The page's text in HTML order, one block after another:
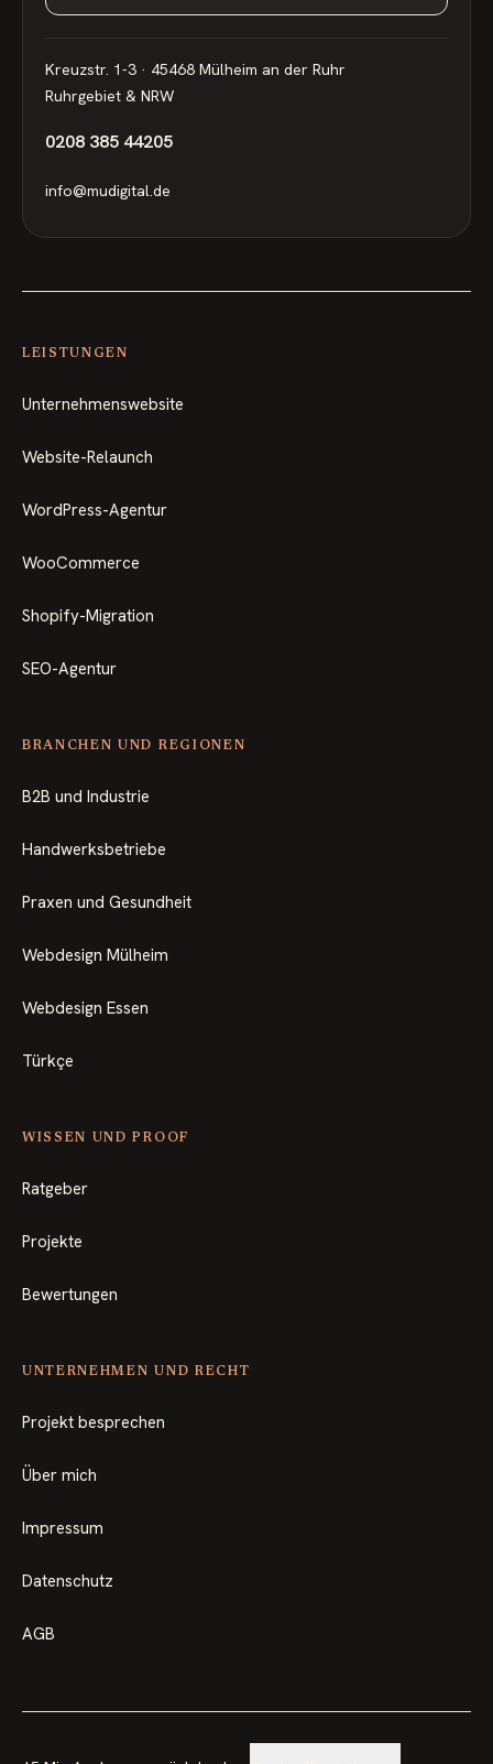
Kreuzstr. 1-3 · 45468 Mülheim an der Ruhr
Ruhrgebiet & NRW
0208 385 44205
info@mudigital.de
LEISTUNGEN
Unternehmenswebsite
Website-Relaunch
WordPress-Agentur
WooCommerce
Shopify-Migration
SEO-Agentur
BRANCHEN UND REGIONEN
B2B und Industrie
Handwerksbetriebe
Praxen und Gesundheit
Webdesign Mülheim
Webdesign Essen
Türkçe
WISSEN UND PROOF
Ratgeber
Projekte
Bewertungen
UNTERNEHMEN UND RECHT
Projekt besprechen
Über mich
Impressum
Datenschutz
AGB